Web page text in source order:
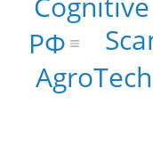
AgroTech
РФ